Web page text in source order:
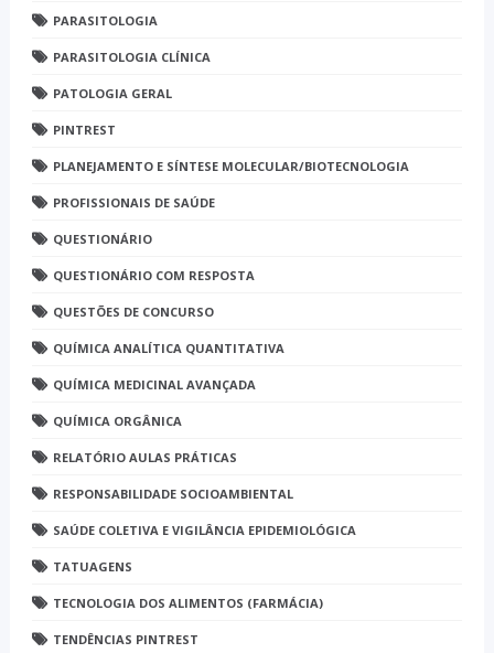
PARASITOLOGIA
PARASITOLOGIA CLÍNICA
PATOLOGIA GERAL
PINTREST
PLANEJAMENTO E SÍNTESE MOLECULAR/BIOTECNOLOGIA
PROFISSIONAIS DE SAÚDE
QUESTIONÁRIO
QUESTIONÁRIO COM RESPOSTA
QUESTÕES DE CONCURSO
QUÍMICA ANALÍTICA QUANTITATIVA
QUÍMICA MEDICINAL AVANÇADA
QUÍMICA ORGÂNICA
RELATÓRIO AULAS PRÁTICAS
RESPONSABILIDADE SOCIOAMBIENTAL
SAÚDE COLETIVA E VIGILÂNCIA EPIDEMIOLÓGICA
TATUAGENS
TECNOLOGIA DOS ALIMENTOS (FARMÁCIA)
TENDÊNCIAS PINTREST